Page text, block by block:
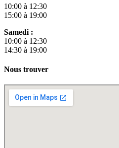
10:00 à 12:30
15:00 à 19:00
Samedi :
10:00 à 12:30
14:30 à 19:00
Nous trouver